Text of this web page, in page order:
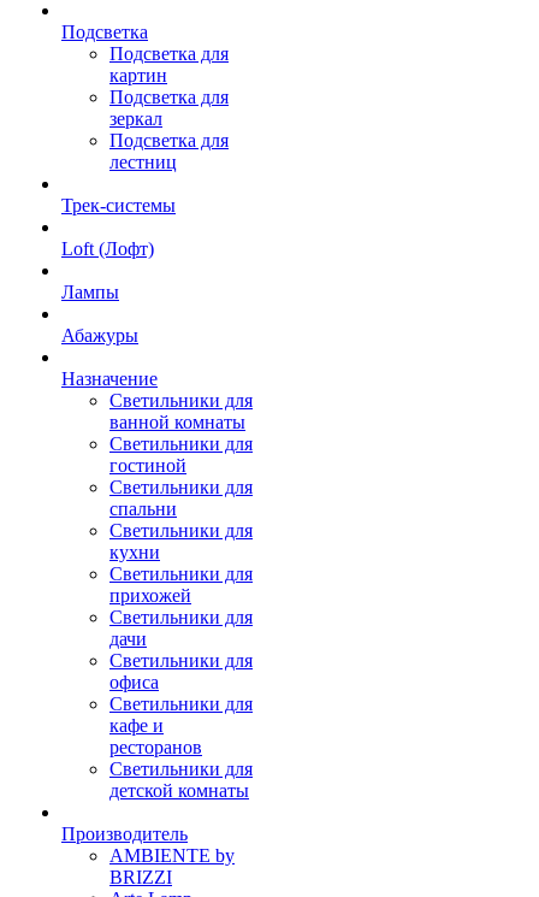
Подсветка
Подсветка для
картин
Подсветка для
зеркал
Подсветка для
лестниц
Трек-системы
Loft (Лофт)
Лампы
Абажуры
Назначение
Светильники для
ванной комнаты
Светильники для
гостиной
Светильники для
спальни
Светильники для
кухни
Светильники для
прихожей
Светильники для
дачи
Светильники для
офиса
Светильники для
кафе и
ресторанов
Светильники для
детской комнаты
Производитель
AMBIENTE by
BRIZZI